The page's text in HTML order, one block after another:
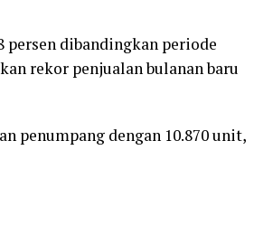
persen dibandingkan periode
rekor penjualan bulanan baru
penumpang dengan 10.870 unit,